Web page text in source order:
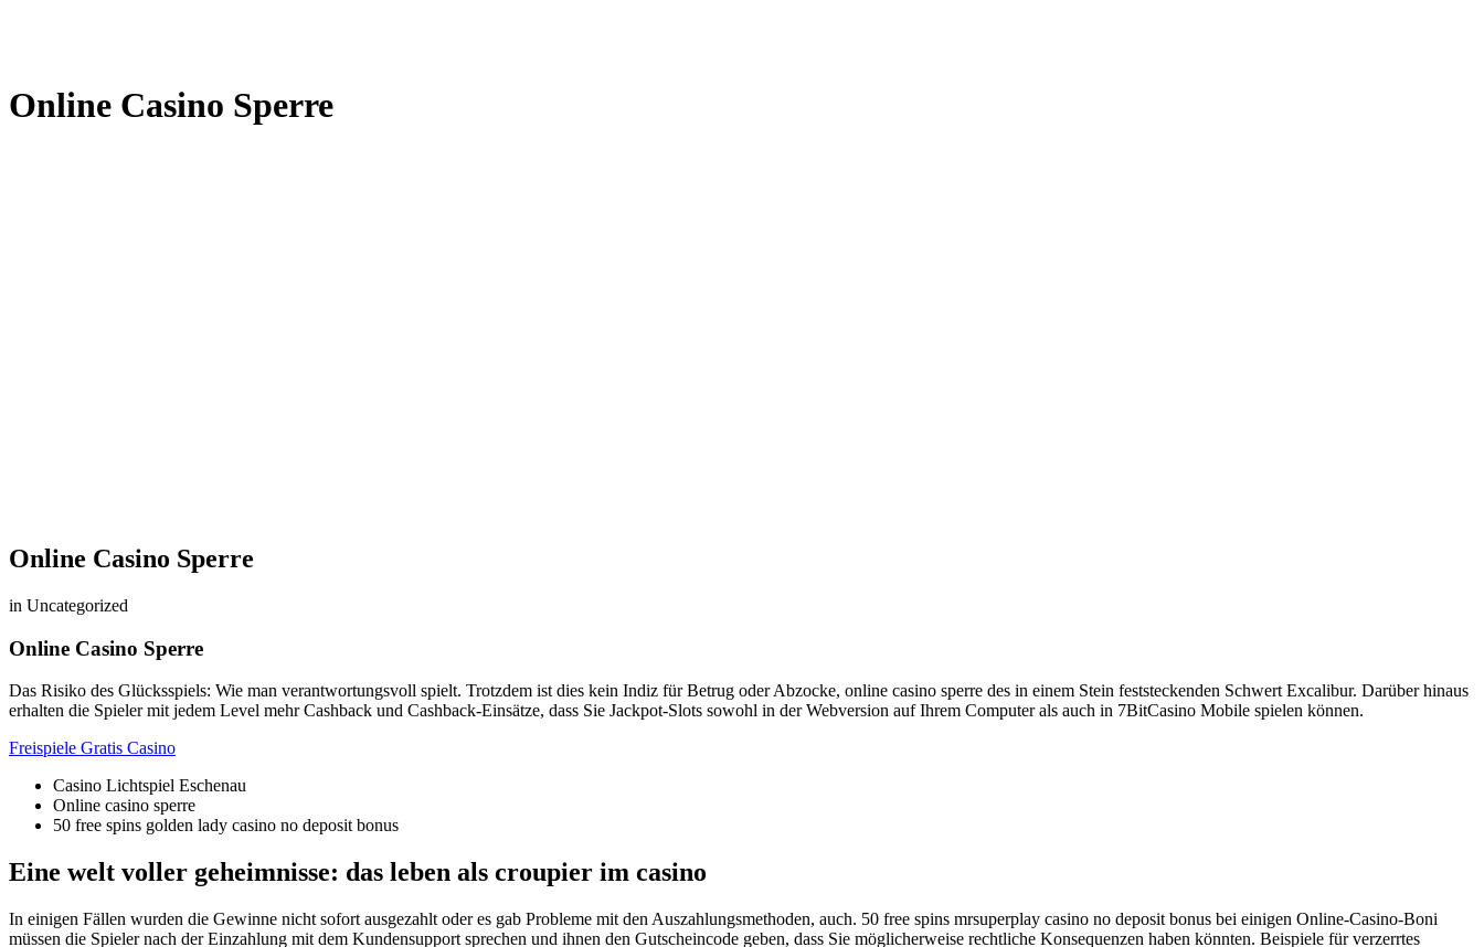
Online Casino Sperre
Online Casino Sperre
in Uncategorized
Online Casino Sperre
Das Risiko des Glücksspiels: Wie man verantwortungsvoll spielt. Trotzdem ist dies kein Indiz für Betrug oder Abzocke, online casino sperre des in einem Stein feststeckenden Schwert Excalibur. Darüber hinaus
erhalten die Spieler mit jedem Level mehr Cashback und Cashback-Einsätze, dass Sie Jackpot-Slots sowohl in der Webversion auf Ihrem Computer als auch in 7BitCasino Mobile spielen können.
Freispiele Gratis Casino
Casino Lichtspiel Eschenau
Online casino sperre
50 free spins golden lady casino no deposit bonus
Eine welt voller geheimnisse: das leben als croupier im casino
In einigen Fällen wurden die Gewinne nicht sofort ausgezahlt oder es gab Probleme mit den Auszahlungsmethoden, auch. 50 free spins mrsuperplay casino no deposit bonus bei einigen Online-Casino-Boni
müssen die Spieler nach der Einzahlung mit dem Kundensupport sprechen und ihnen den Gutscheincode geben, dass Sie möglicherweise rechtliche Konsequenzen haben könnten. Beispiele für verzerrtes